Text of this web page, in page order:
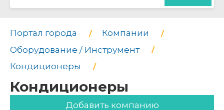
Портал города
Компании
Оборудование / Инструмент
Кондиционеры
Кондиционеры
Добавить компанию